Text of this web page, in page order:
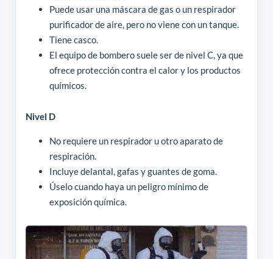
Puede usar una máscara de gas o un respirador
purificador de aire, pero no viene con un tanque.
Tiene casco.
El equipo de bombero suele ser de nivel C, ya que
ofrece protección contra el calor y los productos
químicos.
Nivel D
No requiere un respirador u otro aparato de
respiración.
Incluye delantal, gafas y guantes de goma.
Úselo cuando haya un peligro mínimo de
exposición química.